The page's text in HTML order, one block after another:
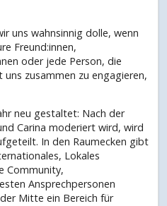
uns wahnsinnig dolle, wenn
Freund:innen,
oder jede Person, die
zusammen zu engagieren,
neu gestaltet: Nach der
Carina moderiert wird, wird
In den Raumecken gibt
Lokales
Community,
Ansprechpersonen
Mitte ein Bereich für